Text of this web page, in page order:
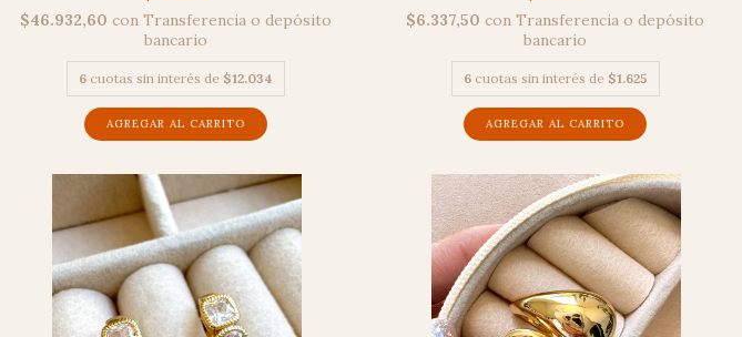
$46.932,60con Transferencia o depósito
bancario
6 cuotas sin interés de $12.034
$6.337,50con Transferencia o depósito
bancario
6 cuotas sin interés de $1.625